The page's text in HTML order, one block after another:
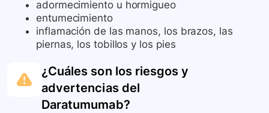
adormecimiento u hormigueo
entumecimiento
inflamación de las manos, los brazos, las
piernas, los tobillos y los pies
¿Cuáles son los riesgos y
advertencias del
Daratumumab?